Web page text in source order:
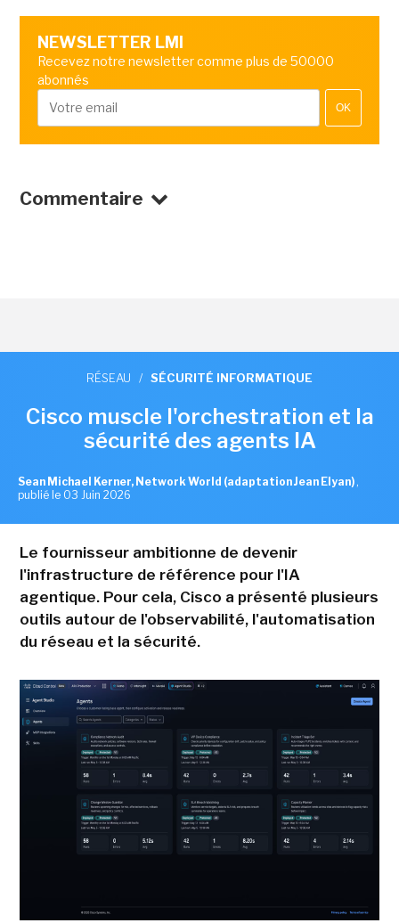
NEWSLETTER LMI
Recevez notre newsletter comme plus de 50000
abonnés
OK
Commentaire
RÉSEAU / SÉCURITÉ INFORMATIQUE
Cisco muscle l'orchestration et la
sécurité des agents IA
Sean Michael Kerner, Network World (adaptation Jean Elyan) ,
publié le 03 Juin 2026
Le fournisseur ambitionne de devenir
l'infrastructure de référence pour l'IA
agentique. Pour cela, Cisco a présenté plusieurs
outils autour de l'observabilité, l'automatisation
du réseau et la sécurité.